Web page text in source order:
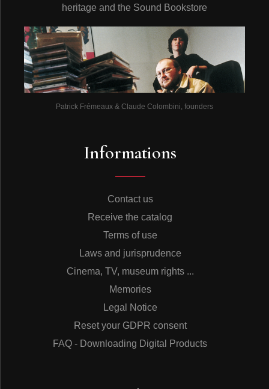
aimer, a entre temps donné naissance à des enfants. Un
la paix sont revenus dans le cœur de Schahriar…
Jean-Yves Patte
© Frémeaux & Associés/Groupe Frémeaux Colombini
SA 2003.
CD1
HISTOIRE DE BEDER, PRINCE DE PERSE ET DE
GIAUHARE, PRINCESSE DE SAMANDAL
Le Roi de Perse s’en aperçut avec une
Ce discours de mon frère me mit dans une grande
“Madame, reprit le Roi de Perse, vous êtes la
“Ma sœur, reprit le Roi Saleh, la proposition que je
Le Roi Saleh se leva aussitôt de sa place... 5.40
Le petit Beder fut élevé et nourrit dans le
Le Roi Beder, qui ne pouvait entendre parler de sa
Le jeune Roi de Perse, qui savait bien que le roi
son oncle... 5.28
La Reine lui présenta ensuite les
Princesses... 6.16
heritage and the Sound Bookstore
Patrick Frémeaux & Claude Colombini, founders
Informations
Contact us
Receive the catalog
Terms of use
Laws and jurisprudence
Cinema, TV, museum rights ...
Memories
Legal Notice
Reset your GDPR consent
FAQ - Downloading Digital Products